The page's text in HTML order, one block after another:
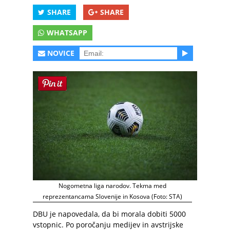
SHARE SHARE
WHATSAPP
NOVICE
Nogometna liga narodov. Tekma med
reprezentancama Slovenije in Kosova (Foto: STA)
DBU je napovedala, da bi morala dobiti 5000
vstopnic. Po poročanju medijev in avstrijske